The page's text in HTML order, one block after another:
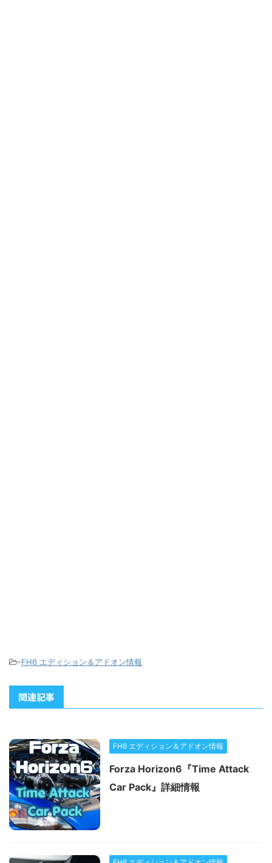
-FH6 エディション＆アドオン情報
関連記事
FH6 エディション＆アドオン情報
Forza Horizon6『Time Attack
Car Pack』詳細情報